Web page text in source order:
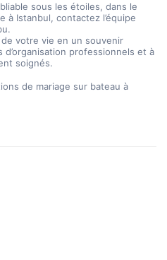
sous les étoiles, dans le
à Istanbul, contactez l’équipe
votre vie en un souvenir
professionnels et à
soignés.
de mariage sur bateau à